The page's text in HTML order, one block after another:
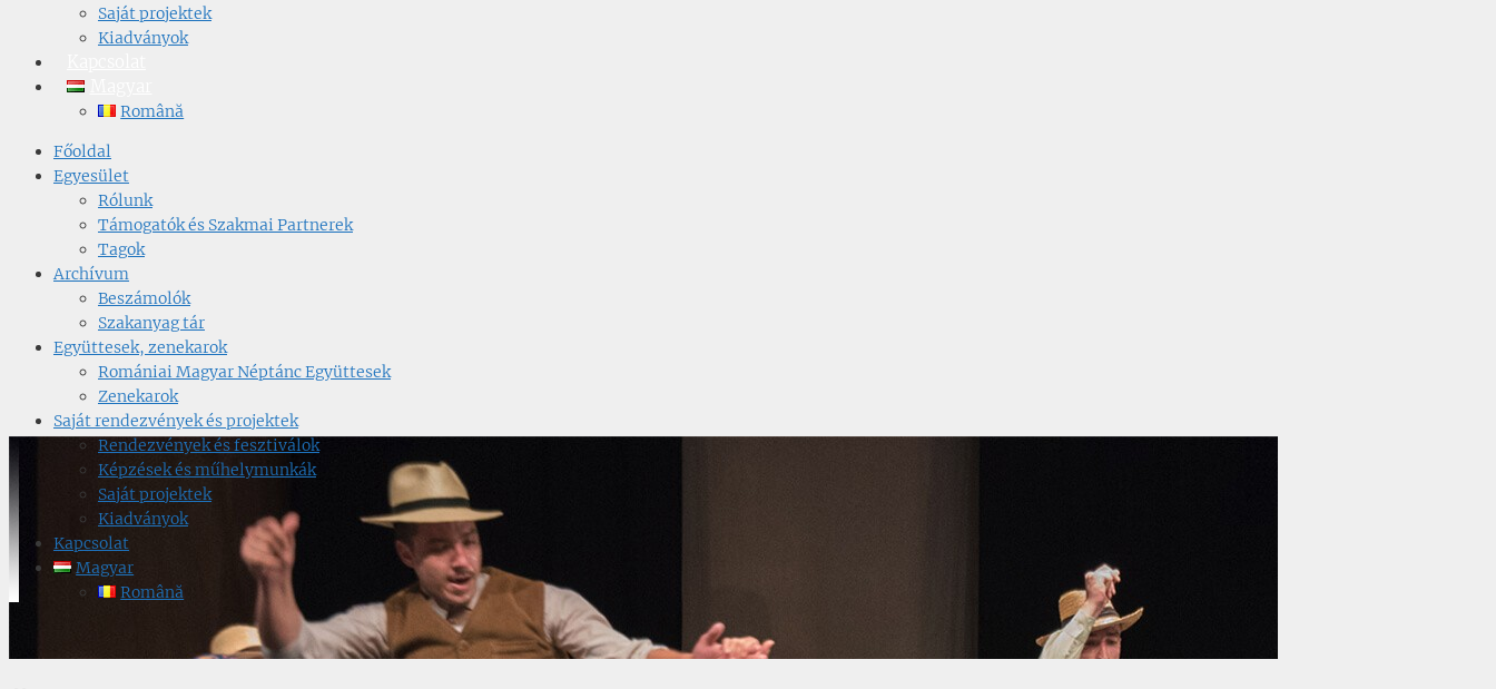
Saját projektek
Kiadványok
Română
Főoldal
Egyesület
Rólunk
Támogatók és Szakmai Partnerek
Tagok
Archívum
Beszámolók
Szakanyag tár
Együttesek, zenekarok
Romániai Magyar Néptánc Együttesek
Zenekarok
Saját rendezvények és projektek
Rendezvények és fesztiválok
Képzések és műhelymunkák
Saját projektek
Kiadványok
Kapcsolat
Magyar
Română